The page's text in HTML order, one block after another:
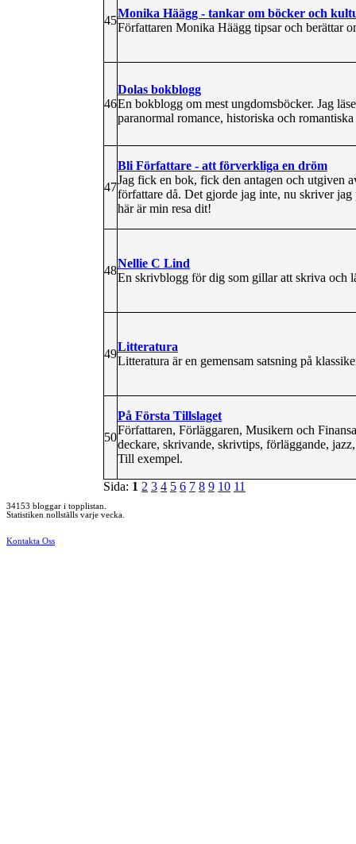
45
Monika Häägg - tankar om böcker och
Författaren Monika Häägg tipsar och berättar
46
Dolas bokblogg
En bokblogg om mest ungdomsböcker. Jag
paranormal romance, historiska och
47
Bli Författare - att förverkliga en dröm
Jag fick en bok, fick den antagen och utgiven
författare då. Det gjorde jag inte, nu skriver
här är min resa dit!
48
Nellie C Lind
En skrivblogg för dig som gillar att skriva och
49
Litteratura
Litteratura är en gemensam satsning på
50
På Första Tillslaget
Författaren, Förläggaren, Musikern och
deckare, skrivande, skrivtips, förläggande,
Till exempel.
Sida: 1 2 3 4 5 6 7 8 9 10 11
34153 bloggar i topplistan.
Statistiken nollställs varje vecka.
Kontakta Oss